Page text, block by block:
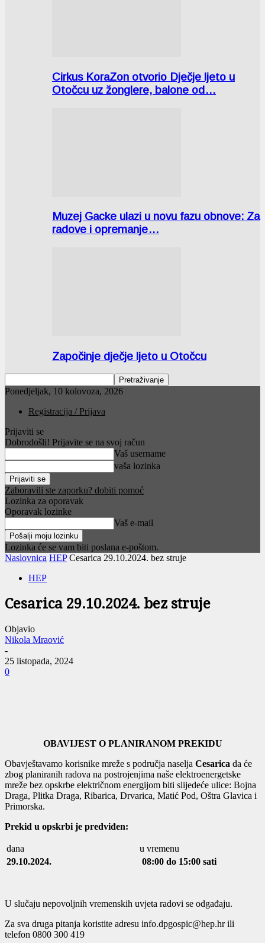
Cirkus KoraZon otvorio Dječje ljeto u
Otočcu uz žonglere, balone od…
Muzej Gacke ulazi u novu fazu obnove: Za
radove i opremanje…
Započinje dječje ljeto u Otočcu
Ponedjeljak, 10 kolovoza, 2026
Registracija / Prijava
Prijaviti se
Dobrodošli! Prijavite se na svoj račun
Vaš username
vaša lozinka
Zaboravili ste zaporku? dobiti pomoć
Lozinka za oporavak
Oporavak lozinke
Vaš e-mail
Lozinka će se vam biti poslana e-poštom.
Naslovnica HEP Cesarica 29.10.2024. bez struje
HEP
Cesarica 29.10.2024. bez struje
Objavio
Nikola Mraović
-
25 listopada, 2024
0
OBAVIJEST O PLANIRANOM PREKIDU
Obavještavamo korisnike mreže s područja naselja Cesarica da će
zbog planiranih radova na postrojenjima naše elektroenergetske
mreže bez opskrbe električnom energijom biti slijedeće ulice: Bojna
Draga, Plitka Draga, Ribarica, Drvarica, Matić Pod, Oštra Glavica i
Primorska.
Prekid u opskrbi je predviđen:
dana
u vremenu
29.10.2024.
08:00 do 15:00 sati
U slučaju nepovoljnih vremenskih uvjeta radovi se odgađaju.
Za sva druga pitanja koristite adresu info.dpgospic@hep.hr ili
telefon 0800 300 419